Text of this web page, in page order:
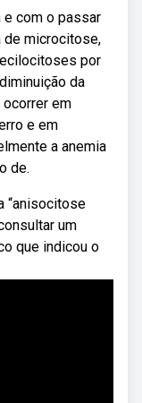
e com o passar
de microcitose,
por
da
em
e em
a anemia
de.
“anisocitose
um
que indicou o